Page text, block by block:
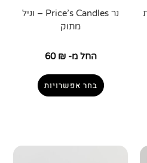
נר Price’s Candles – וניל
מתוק
החל מ- 60₪
בחר אפשרויות